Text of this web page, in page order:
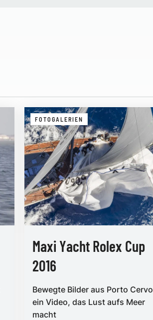
FOTOGALERIEN
Maxi Yacht Rolex Cup
2016
Bewegte Bilder aus Porto
ein Video, das Lust aufs Meer
macht